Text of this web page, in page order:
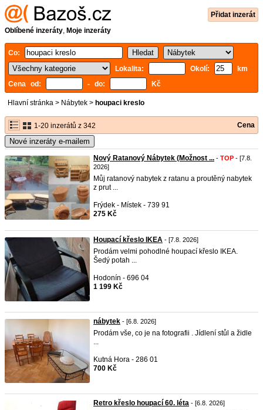
Přidat inzerát
Oblíbené inzeráty, Moje inzeráty
Co:
Lokalita:
Okolí:
km
Cena od:
- do: Kč
Hlavní stránka > Nábytek > houpaci kreslo
1-20 inzerátů z 342 Cena
Nové inzeráty e-mailem
Nový Ratanový Nábytek (Možnost ... - TOP - [7.8.
2026]
Můj ratanový nabytek z ratanu a proutěný nabytek
z prut ...
Frýdek - Místek - 739 91
275 Kč
Houpací křeslo IKEA - [7.8. 2026]
Prodám velmi pohodlné houpací křeslo IKEA.
Šedý potah ...
Hodonín - 696 04
1 199 Kč
nábytek - [6.8. 2026]
Prodám vše, co je na fotografii . Jídlení stůl a židle
...
Kutná Hora - 286 01
700 Kč
Retro křeslo houpací 60. léta - [6.8. 2026]